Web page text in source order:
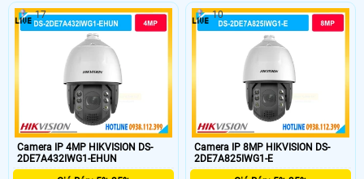
Camera IP 4MP HIKVISION DS-
2DE7A432IWG1-EHUN
17
Camera IP 8MP HIKVISION DS-
2DE7A825IWG1-E
10